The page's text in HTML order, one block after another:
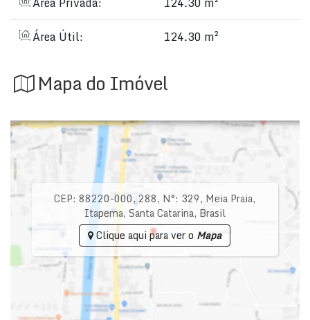
Área Útil:
124.30 m²
Mapa do Imóvel
CEP: 88220-000,288, N°: 329, Meia Praia,
Itapema, Santa Catarina, Brasil
Clique aqui para ver o Mapa